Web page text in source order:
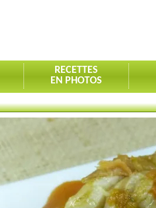
RECETTES
EN PHOTOS